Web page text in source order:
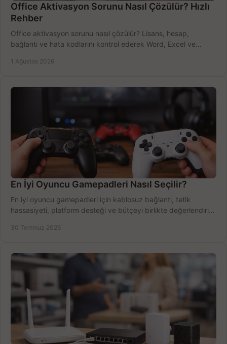
Office Aktivasyon Sorunu Nasıl Çözülür? Hızlı
Rehber
Office aktivasyon sorunu nasıl çözülür? Lisans, hesap,
bağlantı ve hata kodlarını kontrol ederek Word, Excel ve
1 Ağustos 2026
En İyi Oyuncu Gamepadleri Nasıl Seçilir?
En iyi oyuncu gamepadleri için kablosuz bağlantı, tetik
hassasiyeti, platform desteği ve bütçeyi birlikte değerlendirin;
30 Temmuz 2026